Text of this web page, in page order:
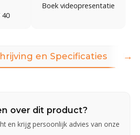
40
Boek videopresentatie
en Specificaties
over dit product?
en krijg persoonlijk advies van onze
→